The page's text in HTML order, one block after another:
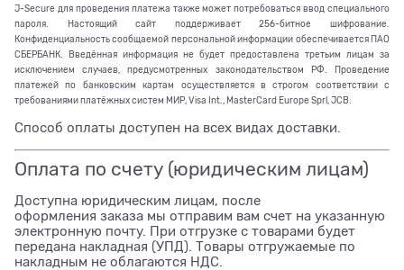
J-Secure для проведения платежа также может потребоваться ввод специального
пароля. Настоящий сайт поддерживает 256-битное шифрование.
Конфиденциальность сообщаемой персональной информации обеспечивается ПАО
СБЕРБАНК. Введённая информация не будет предоставлена третьим лицам за
исключением случаев, предусмотренных законодательством РФ. Проведение
платежей по банковским картам осуществляется в строгом соответствии с
требованиями платёжных систем МИР, Visa Int., MasterCard Europe Sprl, JCB.
Способ оплаты доступен на всех видах доставки.
Оплата по счету (юридическим лицам)
Доступна юридическим лицам, после
оформления заказа мы отправим вам счет на указанную
электронную почту. При отгрузке с товарами будет
передана накладная (УПД). Товары отгружаемые по
накладным не облагаются НДС.